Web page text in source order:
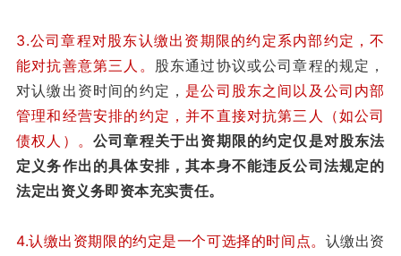
3.公司章程对股东认缴出资期限的约定系内部约定，不
能对抗善意第三人。 股东通过协议或公司章程的规定，
对认缴出资时间的约定， 是公司股东之间以及公司内部
管理和经营安排的约定，并不直接对抗第三人（如公司
债权人）。 公司章程关于出资期限的约定仅是对股东法
定义务作出的具体安排，其本身不能违反公司法规定的
法定出资义务即资本充实责任。
4.认缴出资期限的约定是一个可选择的时间点。 认缴出资